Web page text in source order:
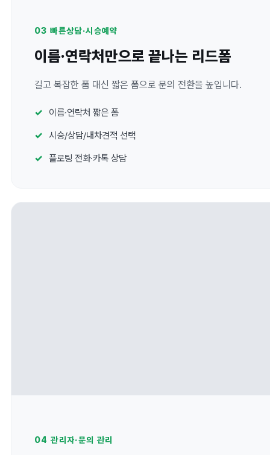
03 빠른상담·시승예약
이름·연락처만으로 끝나는 리드폼
길고 복잡한 폼 대신 짧은 폼으로 문의 전환을 높입니다.
이름·연락처 짧은 폼
시승/상담/내차견적 선택
플로팅 전화·카톡 상담
04 관리자·문의 관리